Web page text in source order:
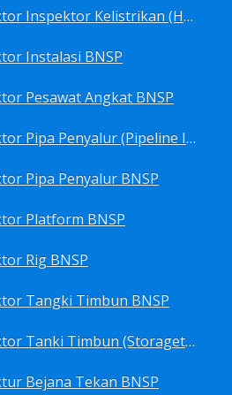
Sertifikasi Inspektor Inspektor Kelistrikan (Harga Khusus) BNSP
Instalasi BNSP
Pesawat Angkat BNSP
Sertifikasi Inspektor Pipa Penyalur (Pipeline Inspector) BNSP
Pipa Penyalur BNSP
Platform BNSP
Rig BNSP
Tangki Timbun BNSP
Sertifikasi Inspektor Tanki Timbun (Storagetank Inspector) BNSP
Bejana Tekan BNSP